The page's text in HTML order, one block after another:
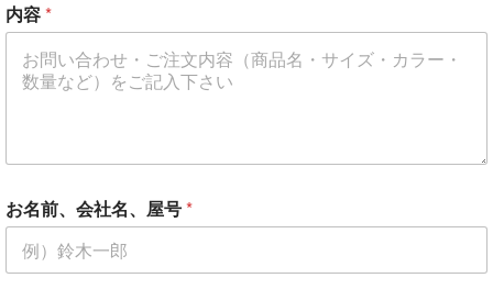
内容*
お名前、会社名、屋号*